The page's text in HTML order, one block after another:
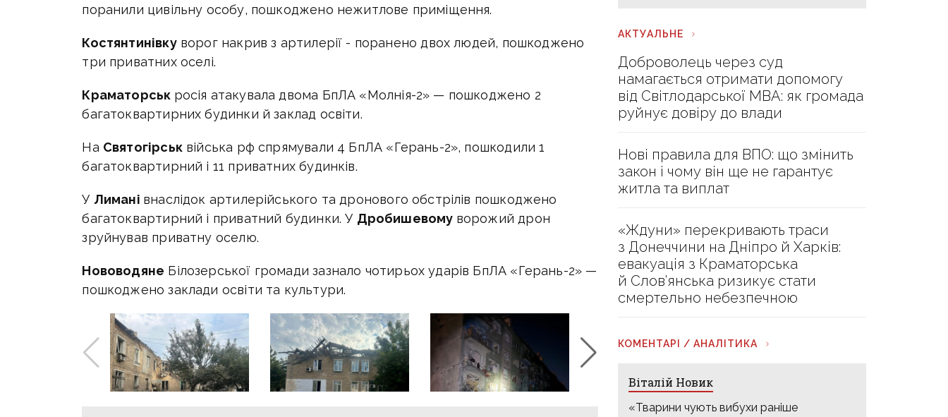
поранили цивільну особу, пошкоджено нежитлове приміщення.
Костянтинівкуворог накрив з артилерії - поранено двох людей, пошкоджено
три приватних оселі.
Краматорськ росія атакувала двома БпЛА «Молнія-2» — пошкоджено 2
багатоквартирних будинки й заклад освіти.
На Святогірськвійська рф спрямували 4 БпЛА «Герань-2», пошкодили 1
багатоквартирний і 11 приватних будинків.
У Лимані внаслідок артилерійського та дронового обстрілів пошкоджено
багатоквартирний і приватний будинки. У Дробишевому ворожий дрон
зруйнував приватну оселю.
Нововодяне Білозерської громади зазнало чотирьох ударів БпЛА «Герань-2» —
пошкоджено заклади освіти та культури.
АКТУАЛЬНЕ
Доброволець через суд
намагається отримати допомогу
від Світлодарської МВА: як громада
руйнує довіру до влади
Нові правила для ВПО: що змінить
закон і чому він ще не гарантує
житла та виплат
«Ждуни» перекривають траси
з Донеччини на Дніпро й Харків:
евакуація з Краматорська
й Слов’янська ризикує стати
смертельно небезпечною
КОМЕНТАРІ / АНАЛІТИКА
Віталій Новик
«Тварини чують вибухи раніше